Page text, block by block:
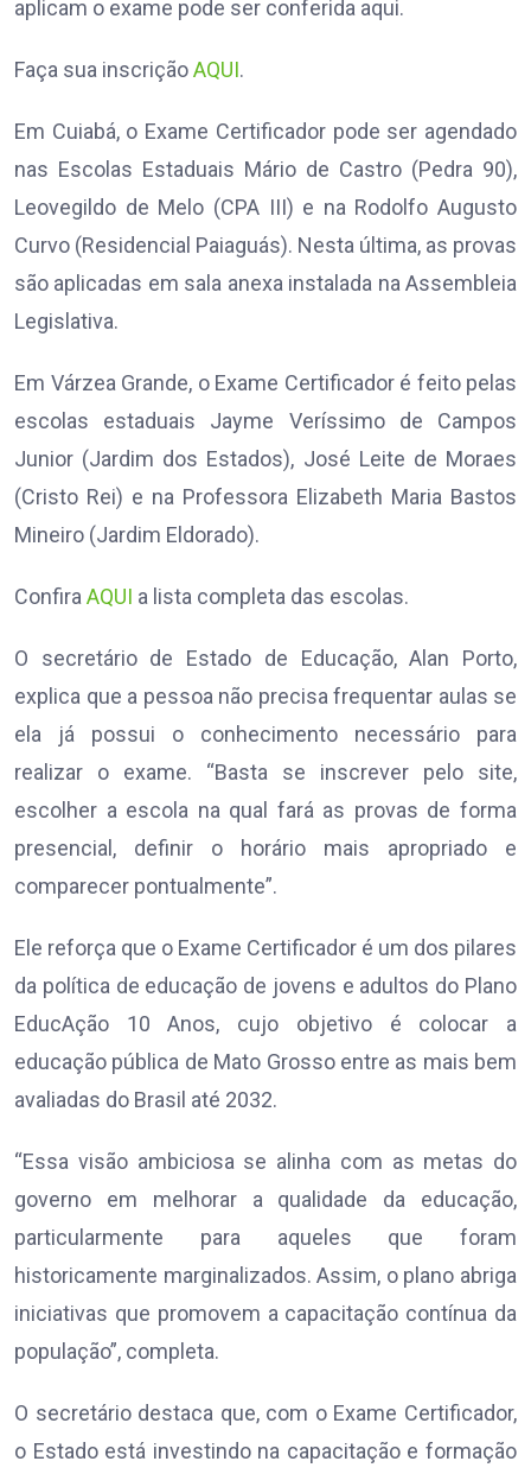
aplicam o exame pode ser conferida aqui.
Faça sua inscriçãoAQUI.
Em Cuiabá, o Exame Certificador pode ser agendado
nas Escolas Estaduais Mário de Castro (Pedra 90),
Leovegildo de Melo (CPA III) e na Rodolfo Augusto
Curvo (Residencial Paiaguás). Nesta última, as provas
são aplicadas em sala anexa instalada na Assembleia
Legislativa.
Em Várzea Grande, o Exame Certificador é feito pelas
escolas estaduais Jayme Veríssimo de Campos
Junior (Jardim dos Estados), José Leite de Moraes
(Cristo Rei) e na Professora Elizabeth Maria Bastos
Mineiro (Jardim Eldorado).
Confira AQUI a lista completa das escolas.
O secretário de Estado de Educação, Alan Porto,
explica que a pessoa não precisa frequentar aulas se
ela já possui o conhecimento necessário para
realizar o exame. “Basta se inscrever pelo site,
escolher a escola na qual fará as provas de forma
presencial, definir o horário mais apropriado e
comparecer pontualmente”.
Ele reforça que o Exame Certificador é um dos pilares
da política de educação de jovens e adultos do Plano
EducAção 10 Anos, cujo objetivo é colocar a
educação pública de Mato Grosso entre as mais bem
avaliadas do Brasil até 2032.
“Essa visão ambiciosa se alinha com as metas do
governo em melhorar a qualidade da educação,
particularmente para aqueles que foram
historicamente marginalizados. Assim, o plano abriga
iniciativas que promovem a capacitação contínua da
população”, completa.
O secretário destaca que, com o Exame Certificador,
o Estado está investindo na capacitação e formação